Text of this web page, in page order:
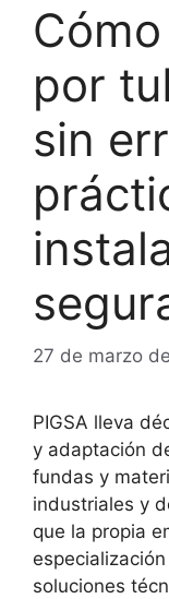
por
sin
27 de marzo
PIGSA lleva
y adaptación
fundas y
industriales y
que la propia
soluciones